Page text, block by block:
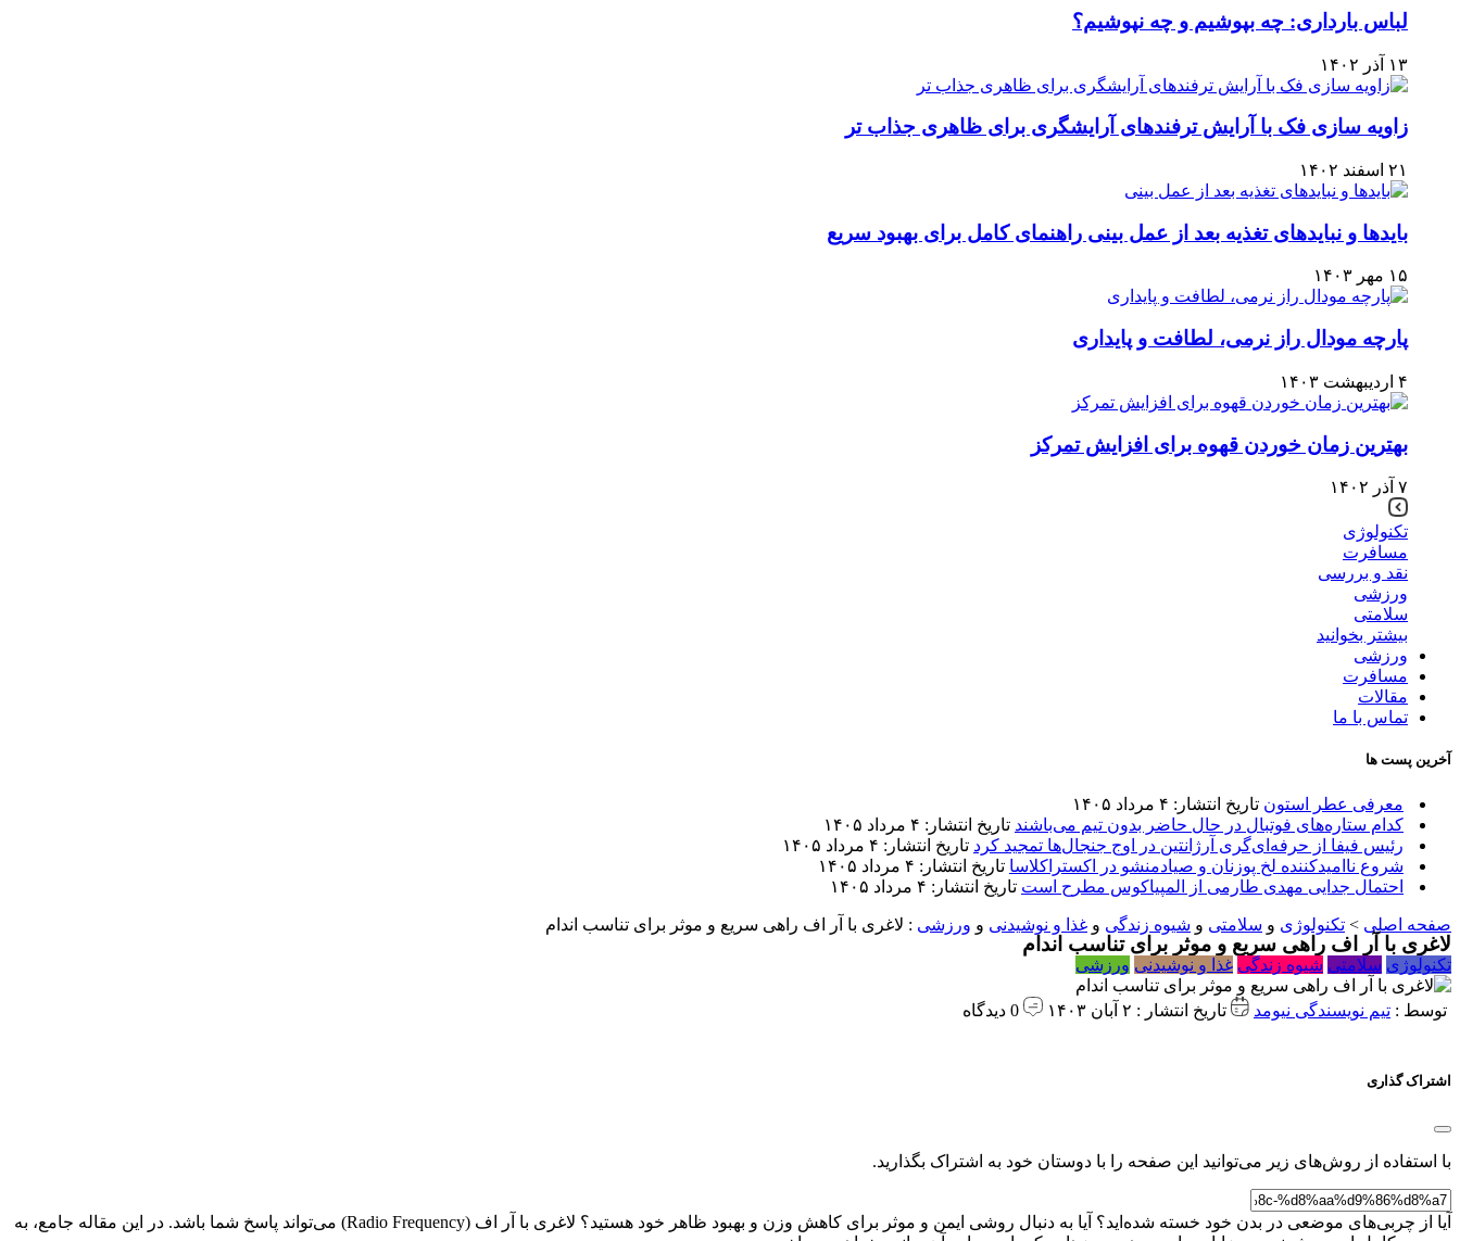
لباس بارداری: چه بپوشیم و چه نپوشیم؟
۱۳ آذر ۱۴۰۲
زاویه سازی فک با آرایش ترفندهای آرایشگری برای ظاهری جذاب تر
۲۱ اسفند ۱۴۰۲
بایدها و نبایدهای تغذیه بعد از عمل بینی راهنمای کامل برای بهبود سریع
۱۵ مهر ۱۴۰۳
پارچه مودال راز نرمی، لطافت و پایداری
۴ اردیبهشت ۱۴۰۳
بهترین زمان خوردن قهوه برای افزایش تمرکز
۷ آذر ۱۴۰۲
تکنولوژی
مسافرت
نقد و بررسی
ورزشی
سلامتی
بیشتر بخوانید
ورزشی
مسافرت
مقالات
تماس با ما
آخرین پست ها
معرفی عطر استون تاریخ انتشار: ۴ مرداد ۱۴۰۵
کدام ستاره‌های فوتبال در حال حاضر بدون تیم می‌باشند تاریخ انتشار: ۴ مرداد ۱۴۰۵
رئیس فیفا از حرفه‌ای‌گری آرژانتین در اوج جنجال‌ها تمجید کرد تاریخ انتشار: ۴ مرداد ۱۴۰۵
شروع ناامیدکننده لخ پوزنان و صیادمنشو در اکستراکلاسا تاریخ انتشار: ۴ مرداد ۱۴۰۵
احتمال جدایی مهدی طارمی از المپیاکوس مطرح است تاریخ انتشار: ۴ مرداد ۱۴۰۵
صفحه اصلی > تکنولوژی و سلامتی و شیوه زندگی و غذا و نوشیدنی و ورزشی : لاغری با آر اف راهی سریع و موثر برای تناسب اندام
لاغری با آر اف راهی سریع و موثر برای تناسب اندام
تکنولوژی سلامتی شیوه زندگی غذا و نوشیدنی ورزشی
توسط : تیم نویسندگی نیومد تاریخ انتشار : ۲ آبان ۱۴۰۳
اشتراک گذاری
با استفاده از روش‌های زیر می‌توانید این صفحه را با دوستان خود به اشتراک بگذارید.
آیا از چربی‌های موضعی در بدن خود خسته شده‌اید؟ آیا به دنبال روشی ایمن و موثر برای کاهش وزن و بهبود ظاهر خود هستید؟ لاغری با آر اف (Radio Frequency) می‌تواند پاسخ شما باشد. در این مقاله جامع، به